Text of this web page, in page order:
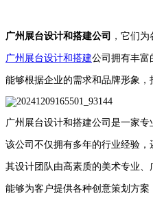
广州展台设计和搭建公司 ，它们
广州展台设计和搭建公司拥有丰富
能够根据企业的需求和品牌形象
广州展台设计和搭建公司是一家专
该公司不仅拥有多年的行业经验，
其设计团队由高素质的美术专业、
能够为客户提供各种创意策划方案